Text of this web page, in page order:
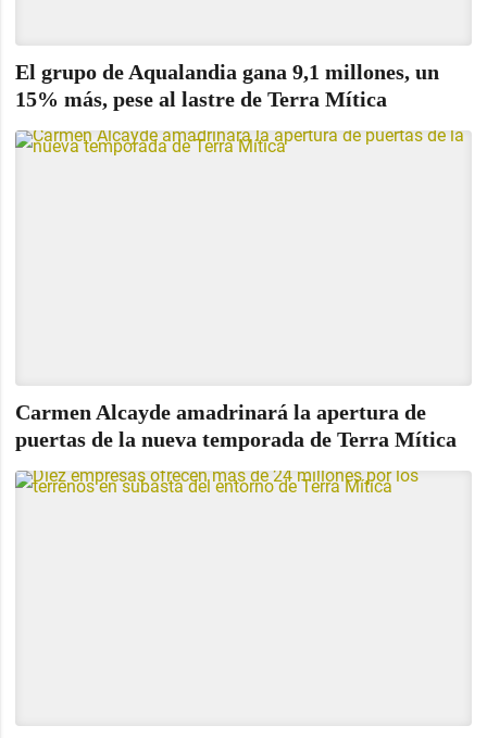
El grupo de Aqualandia gana 9,1 millones, un
15% más, pese al lastre de Terra Mítica
Carmen Alcayde amadrinará la apertura de
puertas de la nueva temporada de Terra Mítica